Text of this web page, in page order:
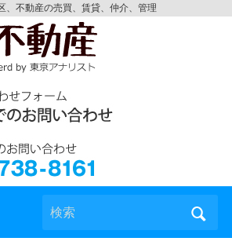
、不動産の売買、賃貸、仲介、管理
検索